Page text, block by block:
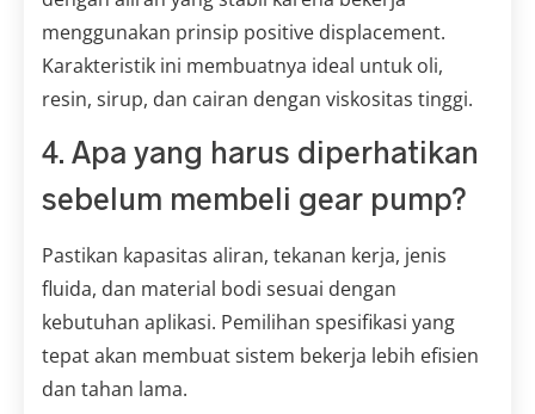
menggunakan prinsip positive displacement.
Karakteristik ini membuatnya ideal untuk oli,
resin, sirup, dan cairan dengan viskositas tinggi.
4. Apa yang harus diperhatikan
sebelum membeli gear pump?
Pastikan kapasitas aliran, tekanan kerja, jenis
fluida, dan material bodi sesuai dengan
kebutuhan aplikasi. Pemilihan spesifikasi yang
tepat akan membuat sistem bekerja lebih efisien
dan tahan lama.